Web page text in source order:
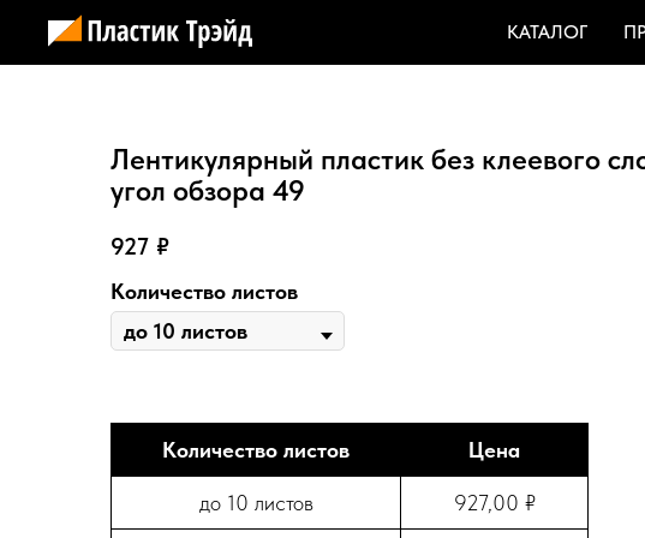
КАТАЛОГ
Лентикулярный пластик без клеевого
угол обзора 49
927 ₽
Количество листов
Количество листов Цена
до 10 листов 927,00 ₽